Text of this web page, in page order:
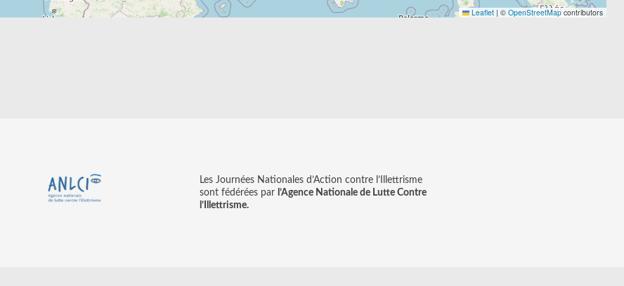
Leaflet | © OpenStreetMapcontributors
Les Journées Nationales d’Action contre l’Illettrisme
sont fédérées par l’Agence Nationale de Lutte Contre
l’Illettrisme.